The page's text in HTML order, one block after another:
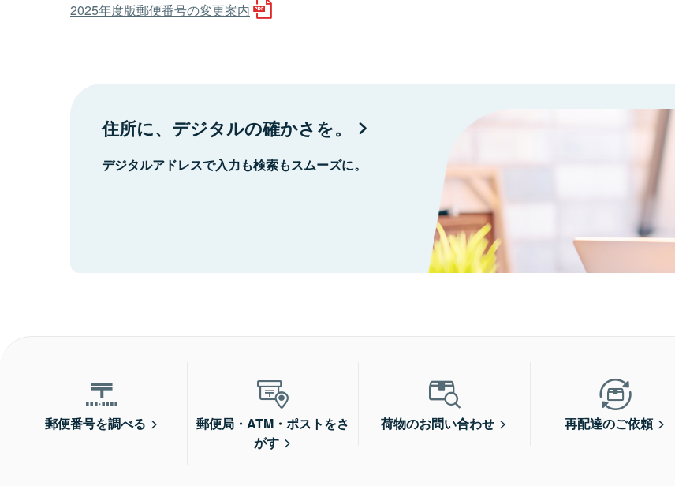
2025年度版郵便番号の変更案内
住所に、デジタルの確かさを。
デジタルアドレスで入力も検索もスムーズに。
郵便番号を調べる
郵便局・ATM・ポストをさ
がす
荷物のお問い合わせ 再配達のご依頼